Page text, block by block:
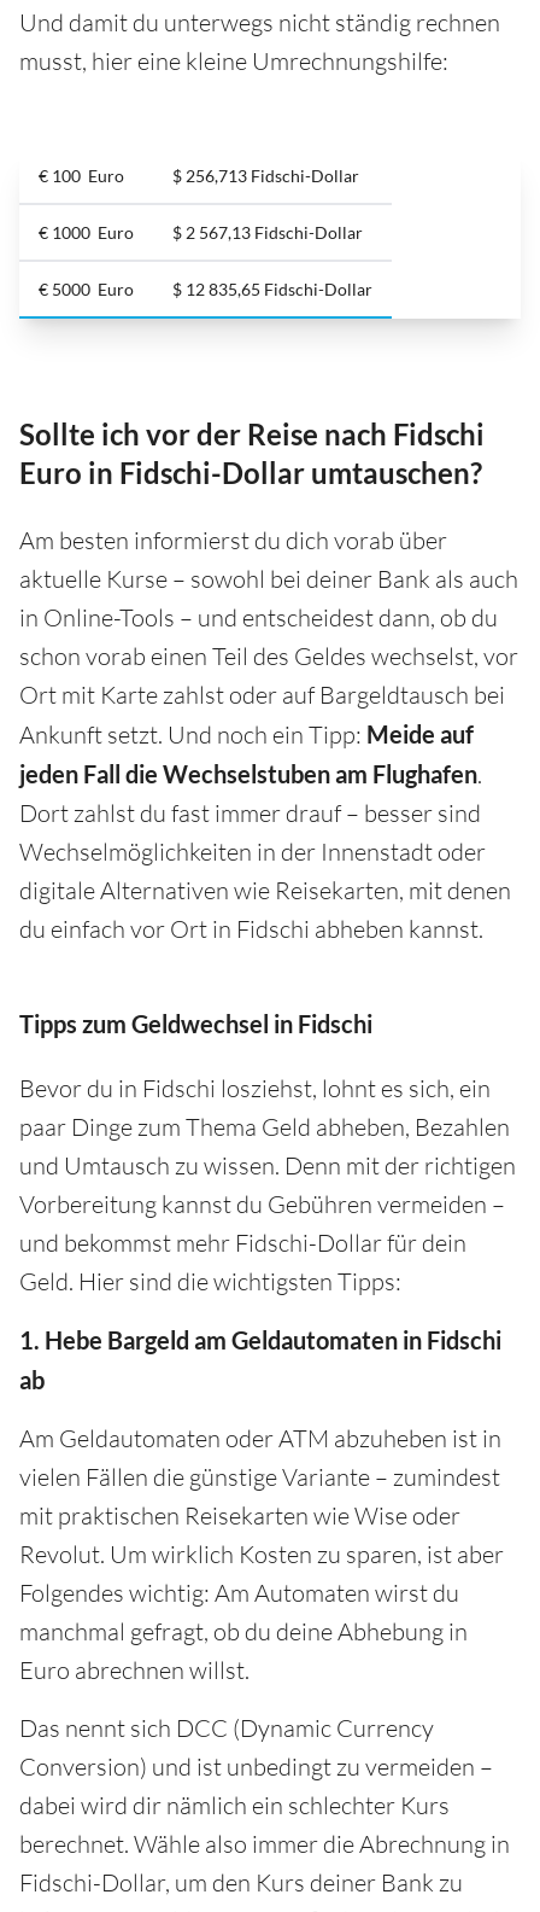
Und damit du unterwegs nicht ständig rechnen
musst, hier eine kleine Umrechnungshilfe:
€ 100 Euro $ 256,713 Fidschi-Dollar
€ 1000 Euro $ 2 567,13 Fidschi-Dollar
€ 5000 Euro $ 12 835,65 Fidschi-Dollar
Sollte ich vor der Reise nach Fidschi
Euro in Fidschi-Dollar umtauschen?
Am besten informierst du dich vorab über
aktuelle Kurse – sowohl bei deiner Bank als auch
in Online-Tools – und entscheidest dann, ob du
schon vorab einen Teil des Geldes wechselst, vor
Ort mit Karte zahlst oder auf Bargeldtausch bei
Ankunft setzt. Und noch ein Tipp: Meide auf
jeden Fall die Wechselstuben am Flughafen.
Dort zahlst du fast immer drauf – besser sind
Wechselmöglichkeiten in der Innenstadt oder
digitale Alternativen wie Reisekarten, mit denen
du einfach vor Ort in Fidschi abheben kannst.
Tipps zum Geldwechsel in Fidschi
Bevor du in Fidschi losziehst, lohnt es sich, ein
paar Dinge zum Thema Geld abheben, Bezahlen
und Umtausch zu wissen. Denn mit der richtigen
Vorbereitung kannst du Gebühren vermeiden –
und bekommst mehr Fidschi-Dollar für dein
Geld. Hier sind die wichtigsten Tipps:
1. Hebe Bargeld am Geldautomaten in Fidschi
ab
Am Geldautomaten oder ATM abzuheben ist in
vielen Fällen die günstige Variante – zumindest
mit praktischen Reisekarten wie Wise oder
Revolut. Um wirklich Kosten zu sparen, ist aber
Folgendes wichtig: Am Automaten wirst du
manchmal gefragt, ob du deine Abhebung in
Euro abrechnen willst.
Das nennt sich DCC (Dynamic Currency
Conversion) und ist unbedingt zu vermeiden –
dabei wird dir nämlich ein schlechter Kurs
berechnet. Wähle also immer die Abrechnung in
Fidschi-Dollar, um den Kurs deiner Bank zu